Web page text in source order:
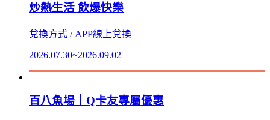
炒熱生活 飲爆快樂
兌換方式 / APP線上兌換
2026.07.30~2026.09.02
百八魚場｜Q卡友專屬優惠